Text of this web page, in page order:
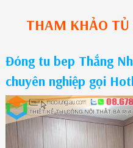
THAM KHẢO TỦ
Đóng tu bep Thắng
chuyên nghiệp gọi